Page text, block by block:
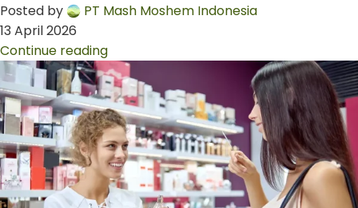
Posted by
PT Mash Moshem Indonesia
13 April 2026
Continue reading